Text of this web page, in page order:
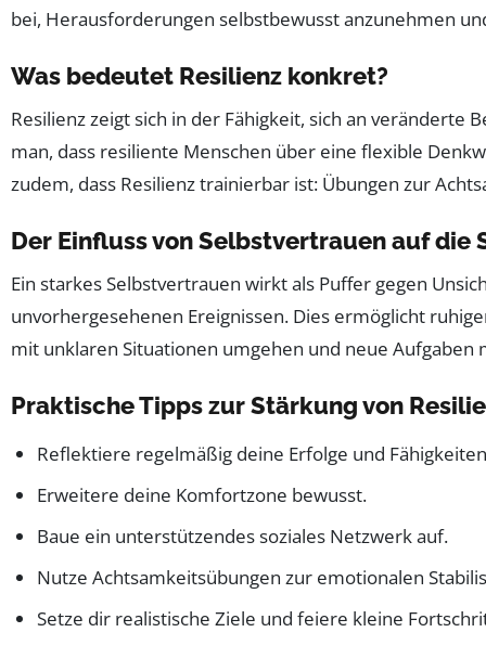
bei, Herausforderungen selbstbewusst anzunehmen
Was bedeutet Resilienz konkret?
Resilienz zeigt sich in der Fähigkeit, sich an veränderte
man, dass resiliente Menschen über eine flexible
zudem, dass Resilienz trainierbar ist: Übungen zur
Der Einfluss von Selbstvertrauen auf
Ein starkes Selbstvertrauen wirkt als Puffer gegen
unvorhergesehenen Ereignissen. Dies ermöglicht
mit unklaren Situationen umgehen und neue Aufgaben
Praktische Tipps zur Stärkung von
Reflektiere regelmäßig deine Erfolge und
Erweitere deine Komfortzone bewusst.
Baue ein unterstützendes soziales Netzwerk auf.
Nutze Achtsamkeitsübungen zur emotionalen
Setze dir realistische Ziele und feiere kleine